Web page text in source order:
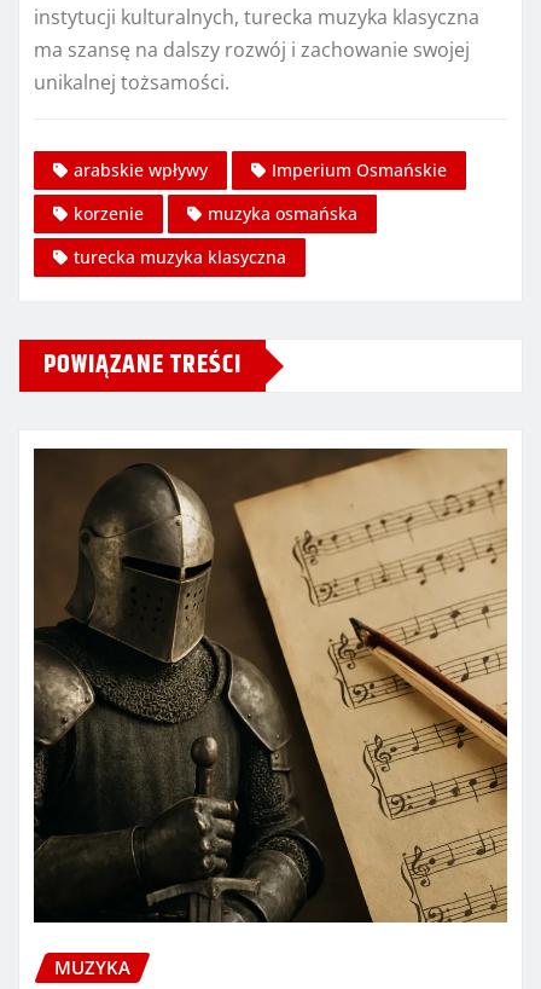
instytucji kulturalnych, turecka muzyka klasyczna
ma szansę na dalszy rozwój i zachowanie swojej
unikalnej tożsamości.
arabskie wpływy
Imperium Osmańskie
korzenie
muzyka osmańska
turecka muzyka klasyczna
POWIĄZANE TREŚCI
MUZYKA